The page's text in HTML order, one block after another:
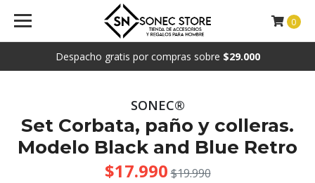
Despacho gratis por compras sobre $29.000
0
SONEC®
Set Corbata, paño y colleras.
Modelo Black and Blue Retro
$17.990 $19.990